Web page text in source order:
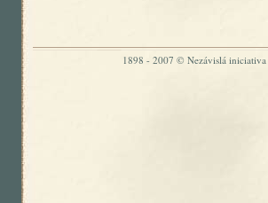
1898 - 2007 © Nezávislá